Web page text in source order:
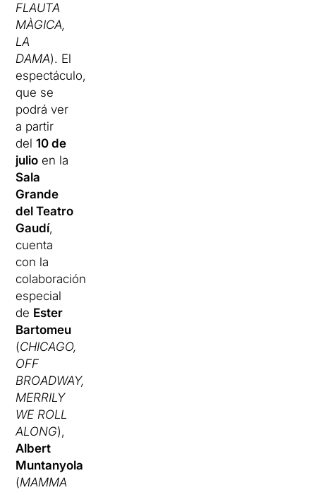
FLAUTA
MÀGICA,
LA
DAMA). El
espectáculo,
que se
podrá ver
a partir
del10 de
julio en la
Sala
Grande
del Teatro
Gaudí,
cuenta
con la
colaboración
especial
de Ester
Bartomeu
(CHICAGO,
OFF
BROADWAY,
MERRILY
WE ROLL
ALONG),
Albert
Muntanyola
(MAMMA